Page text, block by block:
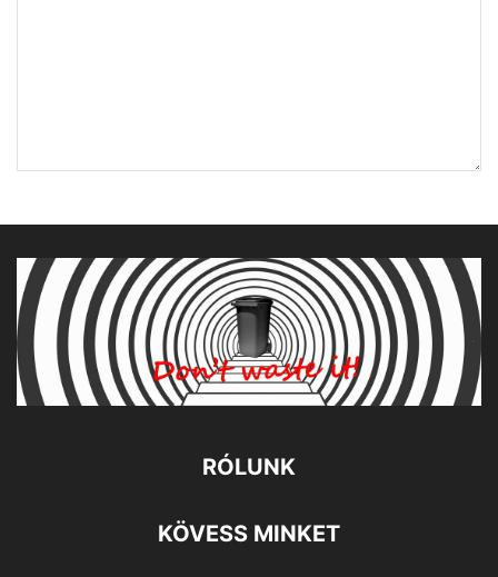
RÓLUNK
KÖVESS MINKET